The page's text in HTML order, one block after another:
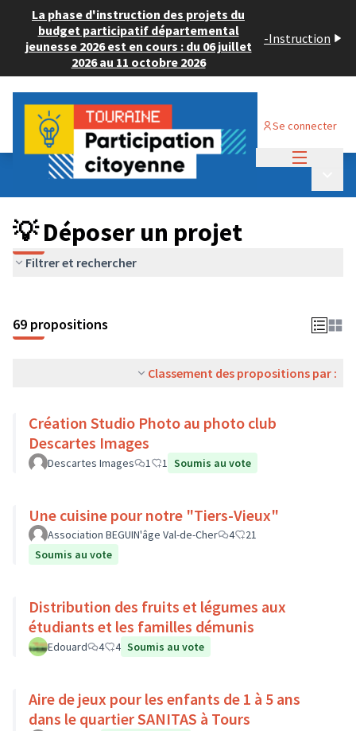
La phase d'instruction des projets du
budget participatif départemental
jeunesse 2026 est en cours : du 06 juillet
2026 au 11 octobre 2026
-Instruction
Se connecter
Budget Participatif ADULTE 2024
💡 Déposer un projet
💡 Déposer un projet
Filtrer et rechercher
69 propositions
Classement des propositions par :
Création Studio Photo au photo club
Descartes Images
Descartes Images 1 1 Soumis au vote
Une cuisine pour notre "Tiers-Vieux"
Association BEGUIN'âge Val-de-Cher 4
21
Soumis au vote
Distribution des fruits et légumes aux
étudiants et les familles démunis
Edouard 4 4 Soumis au vote
Aire de jeux pour les enfants de 1 à 5 ans
dans le quartier SANITAS à Tours